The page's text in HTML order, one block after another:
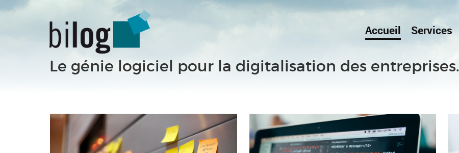
Accueil Services
Le génie logiciel pour la digitalisation des entreprises.